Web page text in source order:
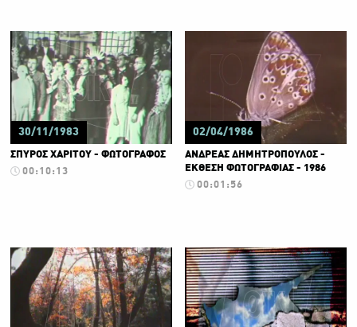
30/11/1983
ΣΠΥΡΟΣ ΧΑΡΙΤΟΥ - ΦΩΤΟΓΡΑΦΟΣ
00:10:13
02/04/1986
ΑΝΔΡΕΑΣ ΔΗΜΗΤΡΟΠΟΥΛΟΣ -
ΕΚΘΕΣΗ ΦΩΤΟΓΡΑΦΙΑΣ - 1986
00:01:56